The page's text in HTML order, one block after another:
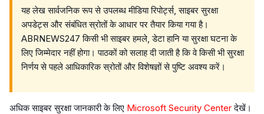
यह लेख सार्वजनिक रूप से उपलब्ध मीडिया रिपोर्ट्स, साइबर सुरक्षा
अपडेट्स और संबंधित स्रोतों के आधार पर तैयार किया गया है।
ABRNEWS247 किसी भी साइबर हमले, डेटा हानि या सुरक्षा घटना के
लिए जिम्मेदार नहीं होगा। पाठकों को सलाह दी जाती है कि वे किसी भी सुरक्षा
निर्णय से पहले आधिकारिक स्रोतों और विशेषज्ञों से पुष्टि अवश्य करें।
अधिक साइबर सुरक्षा जानकारी के लिए Microsoft Security Centerदेखें।